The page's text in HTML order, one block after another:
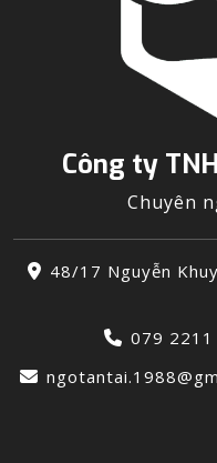
Công ty
Chuyên
48/17 Nguyễn
079